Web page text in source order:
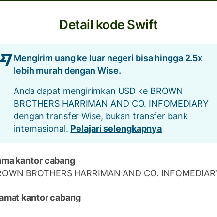
Detail kode Swift
Mengirim uang ke luar negeri bisa hingga 2.5x
lebih murah dengan Wise.
Anda dapat mengirimkan USD ke BROWN
BROTHERS HARRIMAN AND CO. INFOMEDIARY
dengan transfer Wise, bukan transfer bank
internasional. Pelajari selengkapnya
kantor cabang
BROTHERS HARRIMAN AND CO.
kantor cabang